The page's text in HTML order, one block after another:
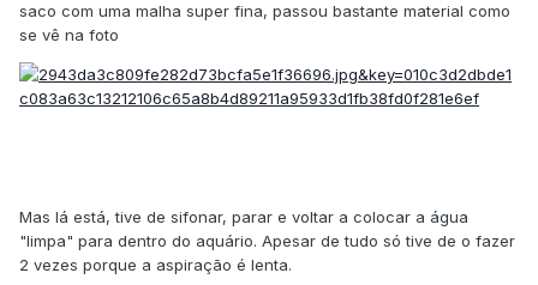
saco com uma malha super fina, passou bastante material como
se vê na foto
Mas lá está, tive de sifonar, parar e voltar a colocar a água
"limpa" para dentro do aquário. Apesar de tudo só tive de o fazer
2 vezes porque a aspiração é lenta.